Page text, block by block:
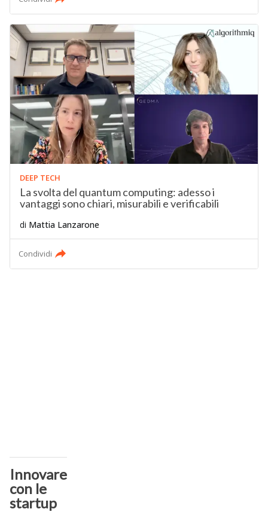
DEEP TECH
La svolta del quantum computing: adesso i
vantaggi sono chiari, misurabili e verificabili
di Mattia Lanzarone
Condividi
Innovare
con le
startup